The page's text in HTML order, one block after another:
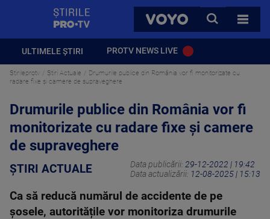
VOYO
CAUTA
TOATE
ULTIMELE ȘTIRI PROTV NEWS LIVE
Stirileprotv Știri Actuale
Drumurile publice din România vor fi monitorizate cu
radare fixe și camere de supraveghere
Drumurile publice din România vor fi
monitorizate cu radare fixe și camere
de supraveghere
ȘTIRI ACTUALE Data publicării: 29-12-2022 | 19:42
Data actualizării: 12-08-2025 | 15:13
Ca să reducă numărul de accidente de pe
șosele, autoritățile vor monitoriza drumurile